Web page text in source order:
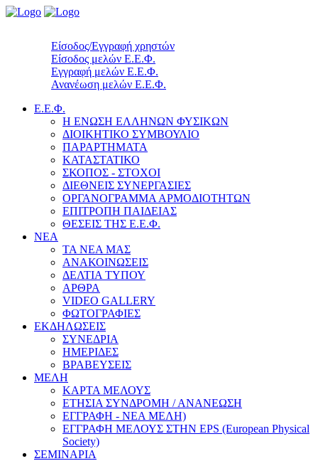
Είσοδος/Εγγραφή χρηστών
Είσοδος μελών Ε.Ε.Φ.
Εγγραφή μελών Ε.Ε.Φ.
Ανανέωση μελών Ε.Ε.Φ.
Ε.Ε.Φ.
Η ΕΝΩΣΗ ΕΛΛΗΝΩΝ ΦΥΣΙΚΩΝ
ΔΙΟΙΚΗΤΙΚΟ ΣΥΜΒΟΥΛΙΟ
ΠΑΡΑΡΤΗΜΑΤΑ
ΚΑΤΑΣΤΑΤΙΚΟ
ΣΚΟΠΟΣ - ΣΤΟΧΟΙ
ΔΙΕΘΝΕΙΣ ΣΥΝΕΡΓΑΣΙΕΣ
ΟΡΓΑΝΟΓΡΑΜΜΑ ΑΡΜΟΔΙΟΤΗΤΩΝ
ΕΠΙΤΡΟΠΗ ΠΑΙΔΕΙΑΣ
ΘΕΣΕΙΣ ΤΗΣ Ε.Ε.Φ.
ΝΕΑ
ΤΑ ΝΕΑ ΜΑΣ
ΑΝΑΚΟΙΝΩΣΕΙΣ
ΔΕΛΤΙΑ ΤΥΠΟΥ
ΑΡΘΡΑ
VIDEO GALLERY
ΦΩΤΟΓΡΑΦΙΕΣ
ΕΚΔΗΛΩΣΕΙΣ
ΣΥΝΕΔΡΙΑ
ΗΜΕΡΙΔΕΣ
ΒΡΑΒΕΥΣΕΙΣ
ΜΕΛΗ
ΚΑΡΤΑ ΜΕΛΟΥΣ
ΕΤΗΣΙΑ ΣΥΝΔΡΟΜΗ / ΑΝΑΝΕΩΣΗ
ΕΓΓΡΑΦΗ - ΝΕΑ ΜΕΛΗ)
ΕΓΓΡΑΦΗ ΜΕΛΟΥΣ ΣΤΗΝ EPS (European Physical
Society)
ΣΕΜΙΝΑΡΙΑ